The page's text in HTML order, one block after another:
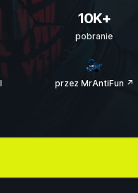
10K+
pobranie
przez MrAntiFun ↗